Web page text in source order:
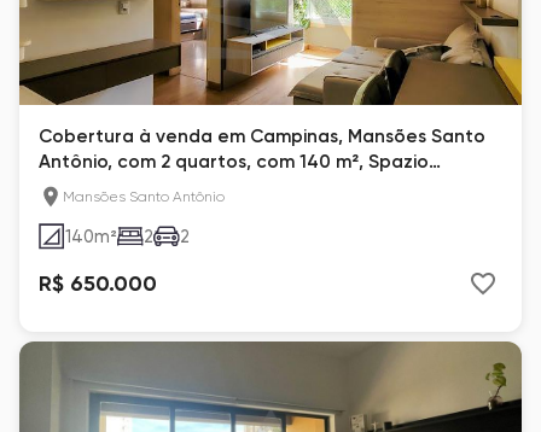
Cobertura à venda em Campinas, Mansões Santo
Antônio, com 2 quartos, com 140 m², Spazio
Copenhagen
Mansões Santo Antônio
140m² 2 2
R$ 650.000